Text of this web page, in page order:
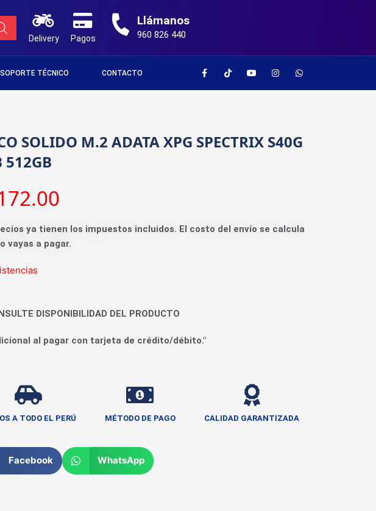
Delivery Pagos
Llámanos
960 826 440
SOPORTE TÉCNICO CONTACTO
SOLIDO M.2 ADATA XPG SPECTRIX S40G
512GB
ya tienen los impuestos incluidos. El costo del envío se calcula
vayas a pagar.
DISPONIBILIDAD DEL PRODUCTO
al pagar con tarjeta de crédito/débito."
A TODO EL PERÚ MÉTODO DE PAGO CALIDAD GARANTIZADA
Facebook WhatsApp